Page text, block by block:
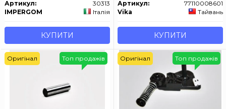
Артикул:
30313
IMPERGOM
Італія
КУПИТИ
Артикул:
77110008601
Vika
Тайвань
КУПИТИ
Топ продажів
Оригінал Топ продажів
Оригінал